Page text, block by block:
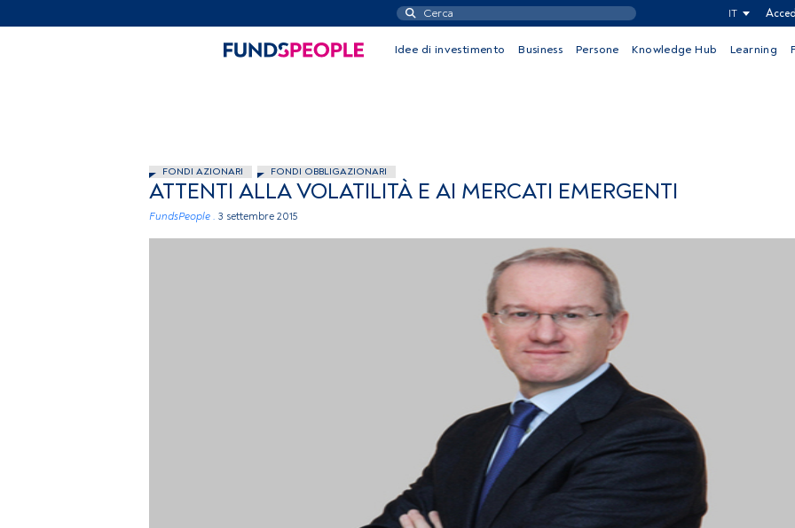
IT
Idee di investimento Business Persone Knowledge Hub Learning
FONDI AZIONARI FONDI OBBLIGAZIONARI
ATTENTI ALLA VOLATILITÀ E AI MERCATI EMERGENTI
FundsPeople . 3 settembre 2015